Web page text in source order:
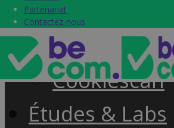
Partenariat
Contactez-nous
Partenariat
Contactez-nous
Becom
Security
Cookiescan
Études & Labs